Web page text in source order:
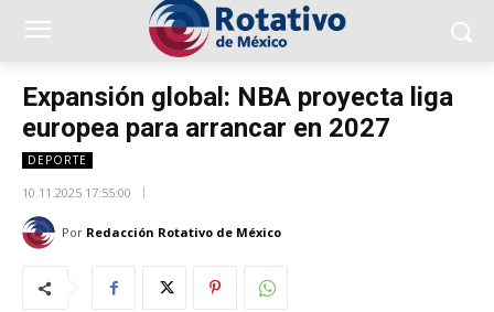
Expansión global: NBA proyecta liga
europea para arrancar en 2027
DEPORTE
10.11.2025 17:55:00
Por Redacción Rotativo de México